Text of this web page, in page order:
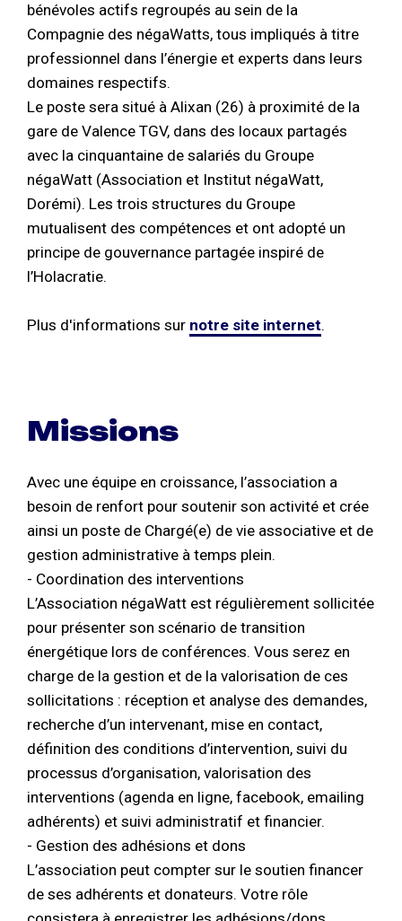
bénévoles actifs regroupés au sein de la
Compagnie des négaWatts, tous impliqués à titre
professionnel dans l’énergie et experts dans leurs
domaines respectifs.
Le poste sera situé à Alixan (26) à proximité de la
gare de Valence TGV, dans des locaux partagés
avec la cinquantaine de salariés du Groupe
négaWatt (Association et Institut négaWatt,
Dorémi). Les trois structures du Groupe
mutualisent des compétences et ont adopté un
principe de gouvernance partagée inspiré de
l’Holacratie.
Plus d'informations sur notre site internet.
Missions
Avec une équipe en croissance, l’association a
besoin de renfort pour soutenir son activité et crée
ainsi un poste de Chargé(e) de vie associative et de
gestion administrative à temps plein.
- Coordination des interventions
L’Association négaWatt est régulièrement sollicitée
pour présenter son scénario de transition
énergétique lors de conférences. Vous serez en
charge de la gestion et de la valorisation de ces
sollicitations : réception et analyse des demandes,
recherche d’un intervenant, mise en contact,
définition des conditions d’intervention, suivi du
processus d’organisation, valorisation des
interventions (agenda en ligne, facebook, emailing
adhérents) et suivi administratif et financier.
- Gestion des adhésions et dons
L’association peut compter sur le soutien financer
de ses adhérents et donateurs. Votre rôle